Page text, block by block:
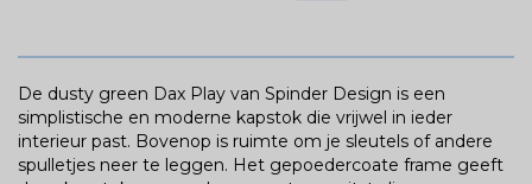
De dusty green Dax Play van Spinder Design is een
simplistische en moderne kapstok die vrijwel in ieder
interieur past. Bovenop is ruimte om je sleutels of andere
spulletjes neer te leggen. Het gepoedercoate frame geeft